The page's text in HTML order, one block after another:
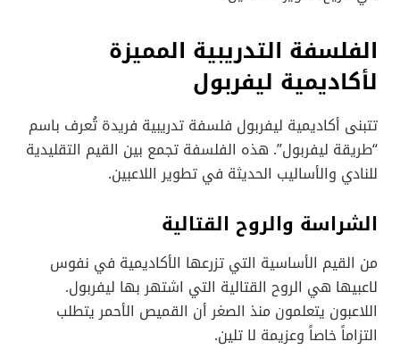
الفلسفة التدريبية المميزة
لأكاديمية ليفربول
تتبنى أكاديمية ليفربول فلسفة تدريبية فريدة تُعرف باسم
“طريقة ليفربول”. هذه الفلسفة تجمع بين القيم التقليدية
للنادي والأساليب الحديثة في تطوير اللاعبين.
الشراسة والروح القتالية
من القيم الأساسية التي تزرعها الأكاديمية في نفوس
لاعبيها هي الروح القتالية التي اشتهر بها ليفربول.
اللاعبون يتعلمون منذ الصغر أن القميص الأحمر يتطلب
التزاماً خاصاً وعزيمة لا تلين.